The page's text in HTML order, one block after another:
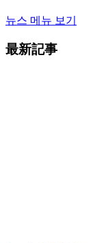
뉴스 메뉴 보기
最新記事